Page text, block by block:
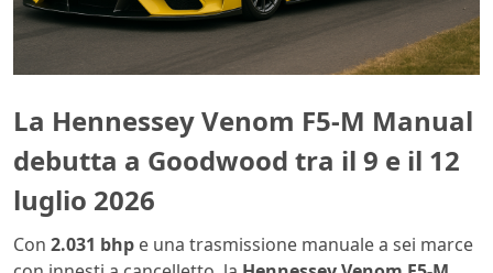
La Hennessey Venom F5-M Manual
debutta a Goodwood tra il 9 e il 12
luglio 2026
Con 2.031 bhp e una trasmissione manuale a sei marce